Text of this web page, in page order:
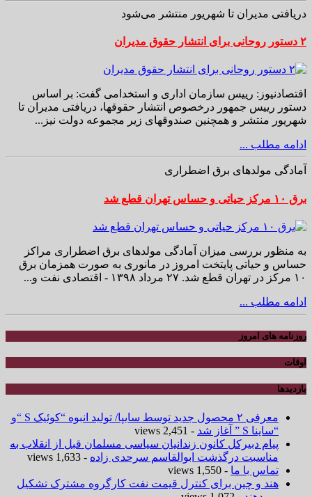
دریافتی مدیران تا شهریور منتشر می‌شود
۲ دستور روحانی برای انتشار حقوق مدیران
اقتصادنیوز: رییس سازمان اداری و استخدامی گفت: بر اساس
دستور رییس جمهور درخصوص انتشار حقوقها، دریافتی مدیران تا
شهریور منتشر و همچنین صندوقهای زیر مجموعه دولت نیز...
ادامه مطلب ...
آمادگی مولدهای برق اضطراری
برق ۱۰ مرکز حیاتی و حساس تهران قطع شد
به منظور بررسی میزان آمادگی مولدهای برق اضطراری مراکز
حساس و حیاتی پایتخت امروز در مانوری به صورت همزمان برق
۱۰ مرکز در تهران قطع شد. ۲۷ مرداد ۱۳۹۸ - اقتصادی نفت و...
ادامه مطلب ...
روزنامه های امروز
اوقات
بازدیدها
معرفی ۲ محصول جدید توسط سایپا/ تولید انبوه “کوئیک S “و
“ساینا S ” آغاز شد
- 2,451 views
پیام دبیرکل کانون زندانیان سیاسی مسلمان قبل از انقلاب به
مناسبت درگذشت ابوالقاسم سرحدی زاده - 1,633 views
تماس با ما - 1,550 views
هند و چین برای کنترل قیمت نفت کارگروه مشترک تشکیل